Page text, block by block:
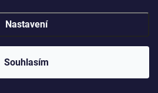
Nastavení
Souhlasím